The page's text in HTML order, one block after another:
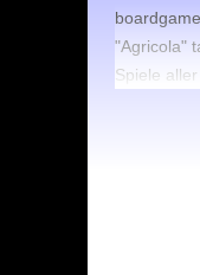
"Agricola"
Spiele